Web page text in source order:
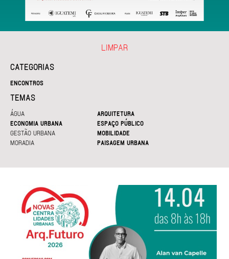
CATEGORIAS
ENCONTROS
TEMAS
ÁGUA
ARQUITETURA
ECONOMIA URBANA
ESPAÇO PÚBLICO
GESTÃO URBANA
MOBILIDADE
MORADIA
PAISAGEM URBANA
LIMPAR